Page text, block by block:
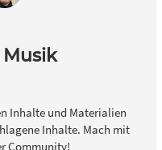
Musik
Inhalte und Materialien
Inhalte. Mach mit
Community!